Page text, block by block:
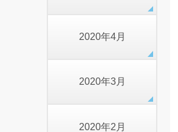
2020年4月
2020年3月
2020年2月